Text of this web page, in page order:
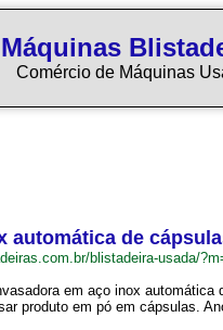
Máquinas
Comércio de Máquinas
automática de
blistadeira-usada/
em aço inox
produto em pó em cápsulas.